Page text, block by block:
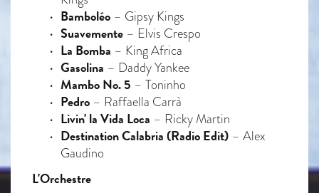
Bamboléo – Gipsy Kings
Suavemente – Elvis Crespo
La Bomba – King Africa
Gasolina – Daddy Yankee
Mambo No. 5 – Toninho
Pedro – Raffaella Carrà
Livin' la Vida Loca – Ricky Martin
Destination Calabria (Radio Edit) – Alex
Gaudino
L'Orchestre